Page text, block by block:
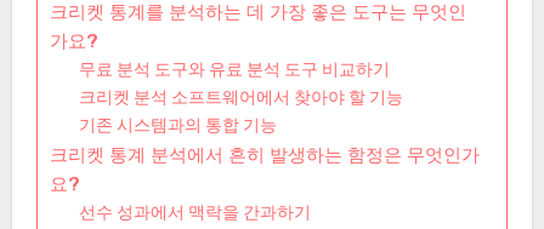
크리켓 통계를 분석하는 데 가장 좋은 도구는 무엇인
가요?
무료 분석 도구와 유료 분석 도구 비교하기
크리켓 분석 소프트웨어에서 찾아야 할 기능
기존 시스템과의 통합 기능
크리켓 통계 분석에서 흔히 발생하는 함정은 무엇인가
요?
선수 성과에서 맥락을 간과하기